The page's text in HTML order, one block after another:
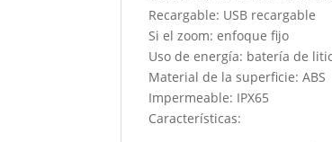
Recargable: USB recargable
Si el zoom: enfoque fijo
Uso de energía: batería de
Material de la superficie: ABS
Impermeable: IPX65
Características: